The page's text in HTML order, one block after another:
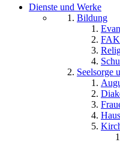
Dienste und Werke
Bildung
Seelsorge